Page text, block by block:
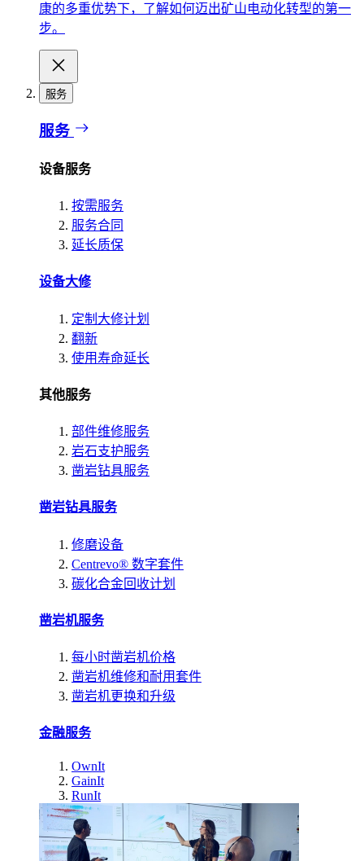
康的多重优势下，了解如何迈出矿山电动化转型的第一
步。
服务
服务
设备服务
按需服务
服务合同
延长质保
设备大修
定制大修计划
翻新
使用寿命延长
其他服务
部件维修服务
岩石支护服务
凿岩钻具服务
凿岩钻具服务
修磨设备
Centrevo® 数字套件
碳化合金回收计划
凿岩机服务
每小时凿岩机价格
凿岩机维修和耐用套件
凿岩机更换和升级
金融服务
OwnIt
GainIt
RunIt